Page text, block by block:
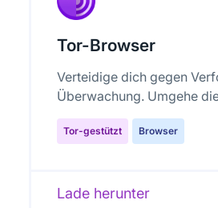
Tor-Browser
Verteidige dich gegen
Überwachung. Umgehe
Tor-gestützt Browser
Lade herunter